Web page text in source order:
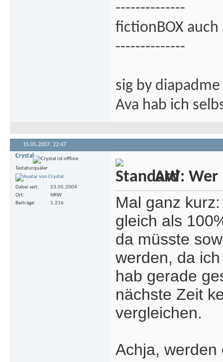
--------------
fictionBOX
--------------
sig by
Ava hab ich
15.05.2007, 22:47
Crystal
Tastaturquäler
Dabei seit
23.05.2004
Ort
NRW
Beiträge
1.216
AW: Wer
Mal ganz
gleich als
da müsste
werden, da
hab gerade
nächste Zeit
vergleichen.
Achja, werden